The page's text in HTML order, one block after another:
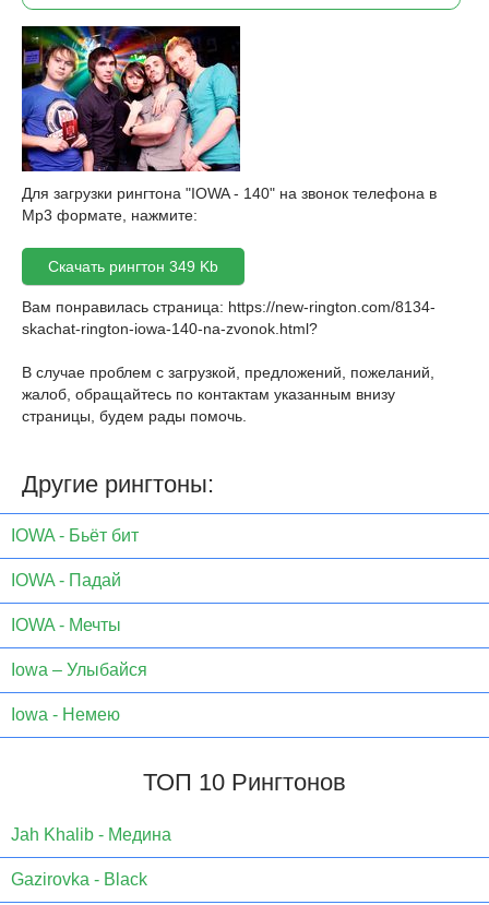
Для загрузки рингтона "IOWA - 140" на звонок телефона в
Mp3 формате, нажмите:
Скачать рингтон 349 Kb
Вам понравилась страница: https://new-rington.com/8134-
skachat-rington-iowa-140-na-zvonok.html?
В случае проблем с загрузкой, предложений, пожеланий,
жалоб, обращайтесь по контактам указанным внизу
страницы, будем рады помочь.
Другие рингтоны:
IOWA - Бьёт бит
IOWA - Падай
IOWA - Мечты
Iowa – Улыбайся
Iowa - Немею
ТОП 10 Рингтонов
Jаh Khаlib - Медина
Gazirovka - Black